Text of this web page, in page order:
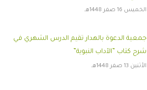
الخميس 16 صفر 1448هـ
جمعية الدعوة بالهدار تقيم الدرس الشهري في
شرح كتاب ”الآداب النبوية”
الأثنين 13 صفر 1448هـ